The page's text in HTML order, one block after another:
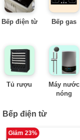
Bếp điện từ Bếp gas
Tủ rượu
Máy nước
nóng
Bếp điện từ
Giảm 23%